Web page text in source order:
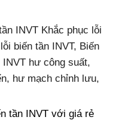
INVT Khắc phục lỗi
biến tần INVT, Biến
hư công suất,
hư mạch chỉnh lưu,
tần INVT với giá rẻ